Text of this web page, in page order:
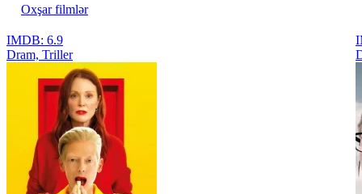
Oxşar filmlər
IMDB: 6.9
Dram, Triller